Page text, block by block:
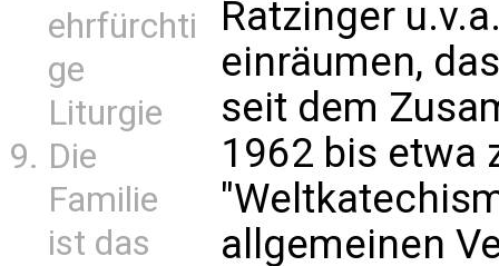
ehrfürchti
ge
Liturgie
Die
Familie
ist das
Ratzinger
einräumen,
seit dem
1962 bis etwa
allgemeinen